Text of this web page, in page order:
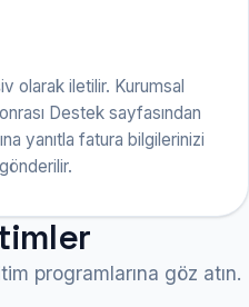
olarak iletilir. Kurumsal
Destek sayfasından
yanıtla fatura bilgilerinizi
programlarına göz atın.